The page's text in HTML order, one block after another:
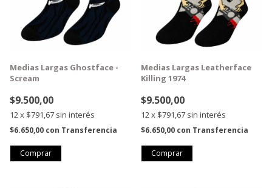
Medias Largas Ghostface -
Scream
$9.500,00
12x $791,67 sin interés
$6.650,00 con Transferencia
Medias Largas Leatherface
Killing 1974
$9.500,00
12x $791,67 sin interés
$6.650,00 con Transferencia